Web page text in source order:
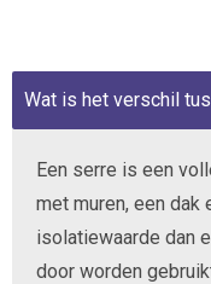
Wat is het verschil
Een serre is een
met muren, een dak
isolatiewaarde dan
door worden